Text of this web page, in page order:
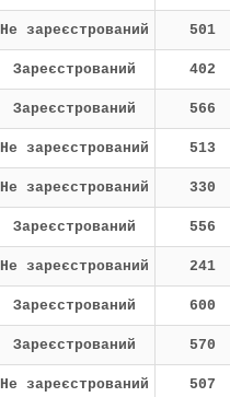
Не зареєстрований 501
Зареєстрований 402
Зареєстрований 566
Не зареєстрований 513
Не зареєстрований 330
Зареєстрований 556
Не зареєстрований 241
Зареєстрований 600
Зареєстрований 570
Не зареєстрований 507